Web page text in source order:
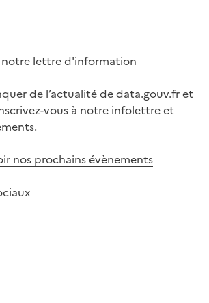
notre lettre d'information
de l’actualité de data.gouv.fr et
vous à notre infolettre et
nos prochains évènements